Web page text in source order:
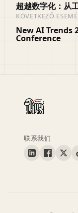
超越数字化：从
KÖVETKEZŐ
New AI Trends
Conference
联系我们